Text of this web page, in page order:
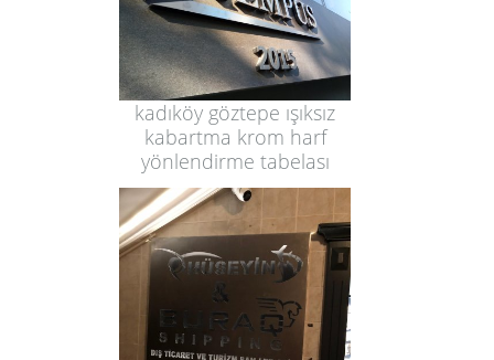
kadıköy göztepe ışıksız
kabartma krom harf
yönlendirme tabelası